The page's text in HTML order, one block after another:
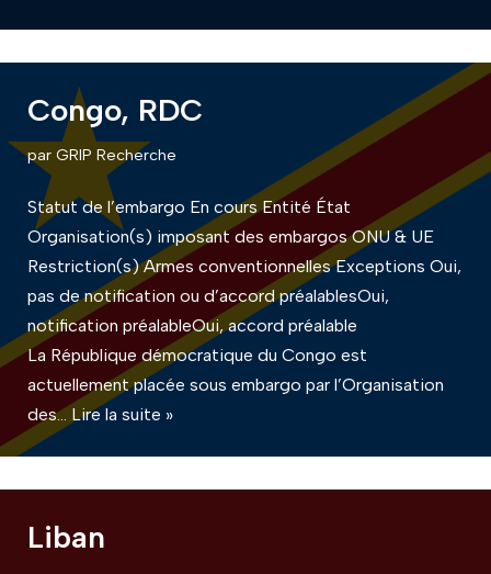
Congo, RDC
par GRIP Recherche
Statut de l’embargo En cours Entité État
Organisation(s) imposant des embargos ONU & UE
Restriction(s) Armes conventionnelles Exceptions Oui,
pas de notification ou d’accord préalablesOui,
notification préalableOui, accord préalable
La République démocratique du Congo est
actuellement placée sous embargo par l’Organisation
des… Lire la suite »
Liban